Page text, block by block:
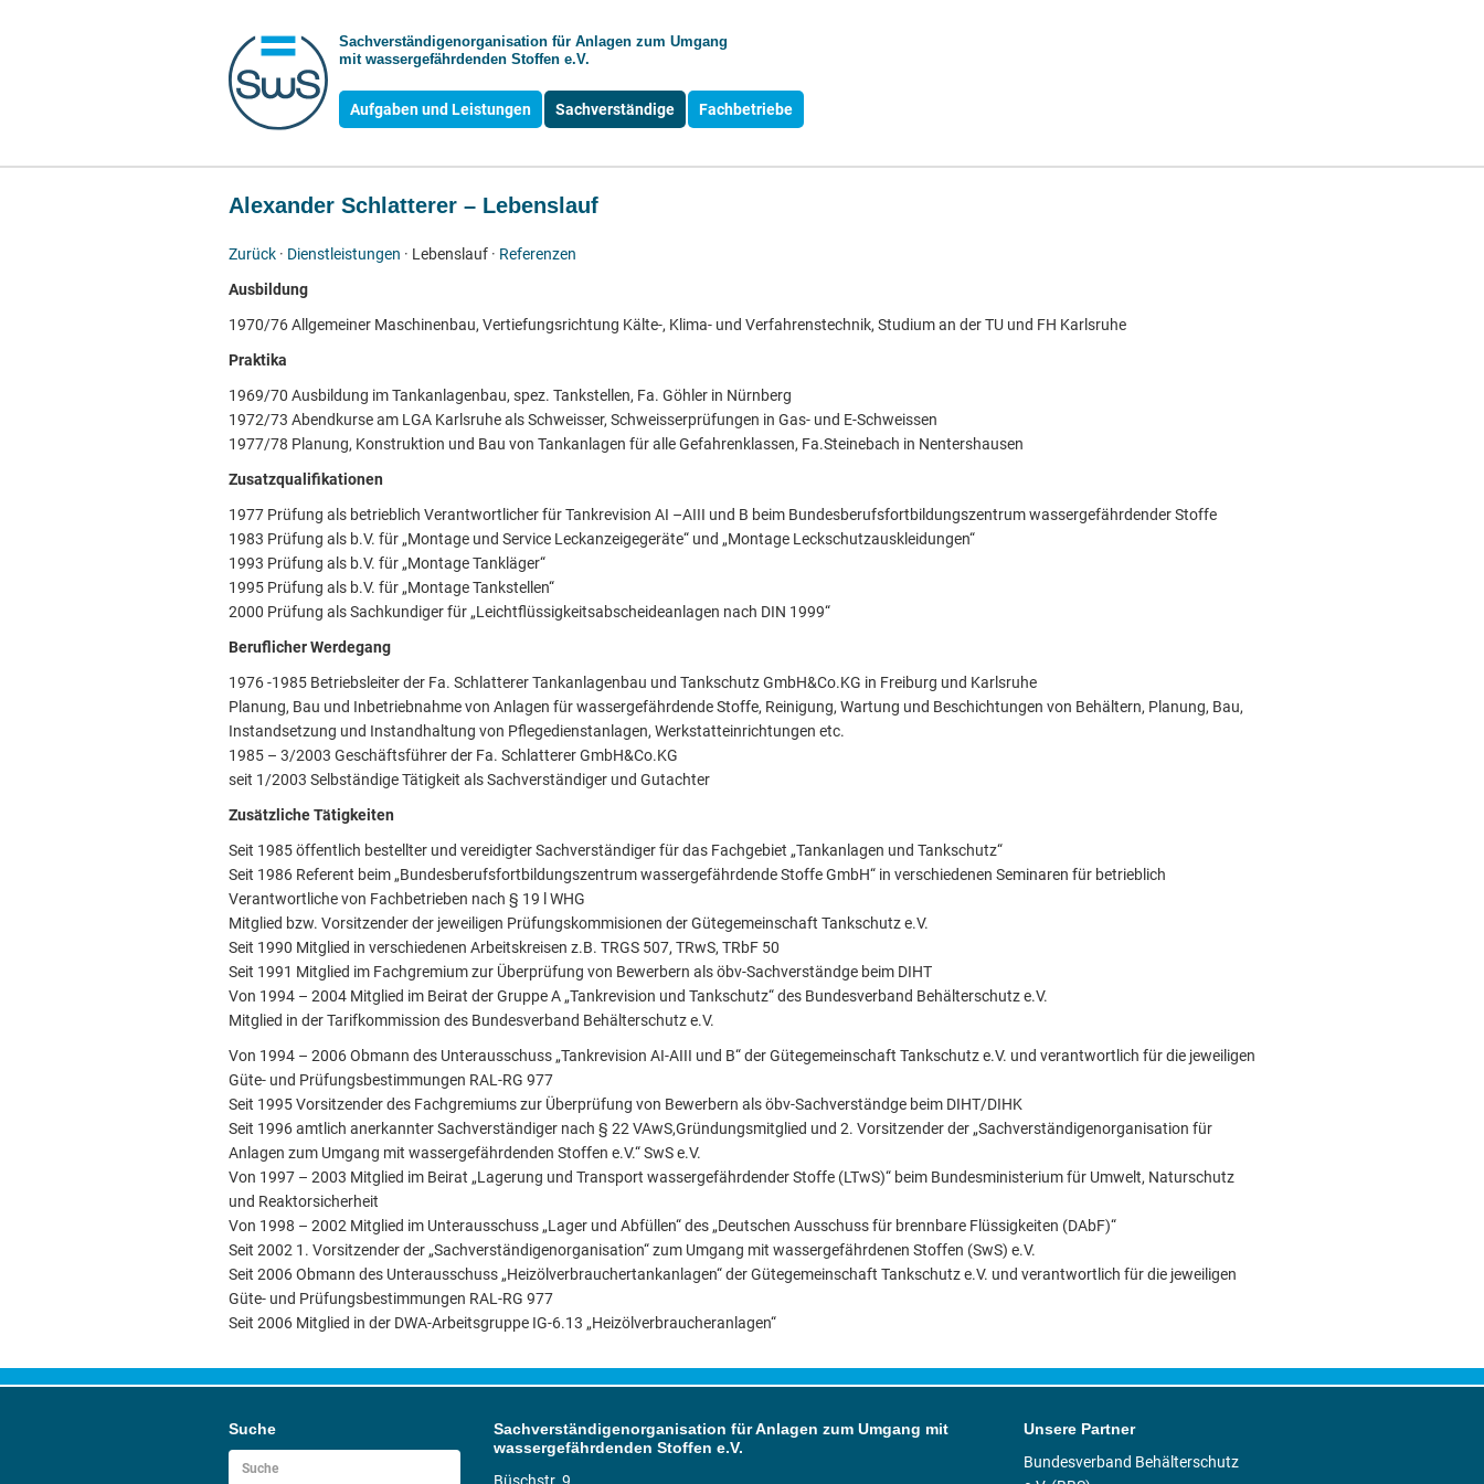
Sachverständigen­organisation für Anlagen zum Umgang
mit wasser­gefährdenden Stoffen e.V.
Aufgaben und Leistungen Sachverständige Fachbetriebe
Alexander Schlatterer – Lebenslauf
Zurück · Dienstleistungen · Lebenslauf · Referenzen
Ausbildung
1970/76 Allgemeiner Maschinenbau, Vertiefungsrichtung Kälte-, Klima- und Verfahrenstechnik, Studium an der TU und FH Karlsruhe
Praktika
1969/70 Ausbildung im Tankanlagenbau, spez. Tankstellen, Fa. Göhler in Nürnberg
1972/73 Abendkurse am LGA Karlsruhe als Schweisser, Schweisserprüfungen in Gas- und E-Schweissen
1977/78 Planung, Konstruktion und Bau von Tankanlagen für alle Gefahrenklassen, Fa.Steinebach in Nentershausen
Zusatzqualifikationen
1977 Prüfung als betrieblich Verantwortlicher für Tankrevision AI –AIII und B beim Bundesberufsfortbildungszentrum wassergefährdender Stoffe
1983 Prüfung als b.V. für „Montage und Service Leckanzeigegeräte“ und „Montage Leckschutzauskleidungen“
1993 Prüfung als b.V. für „Montage Tankläger“
1995 Prüfung als b.V. für „Montage Tankstellen“
2000 Prüfung als Sachkundiger für „Leichtflüssigkeitsabscheideanlagen nach DIN 1999“
Beruflicher Werdegang
1976 -1985 Betriebsleiter der Fa. Schlatterer Tankanlagenbau und Tankschutz GmbH&Co.KG in Freiburg und Karlsruhe
Planung, Bau und Inbetriebnahme von Anlagen für wassergefährdende Stoffe, Reinigung, Wartung und Beschichtungen von Behältern, Planung, Bau,
Instandsetzung und Instandhaltung von Pflegedienstanlagen, Werkstatteinrichtungen etc.
1985 – 3/2003 Geschäftsführer der Fa. Schlatterer GmbH&Co.KG
seit 1/2003 Selbständige Tätigkeit als Sachverständiger und Gutachter
Zusätzliche Tätigkeiten
Seit 1985 öffentlich bestellter und vereidigter Sachverständiger für das Fachgebiet „Tankanlagen und Tankschutz“
Seit 1986 Referent beim „Bundesberufsfortbildungszentrum wassergefährdende Stoffe GmbH“ in verschiedenen Seminaren für betrieblich
Verantwortliche von Fachbetrieben nach § 19 l WHG
Mitglied bzw. Vorsitzender der jeweiligen Prüfungskommisionen der Gütegemeinschaft Tankschutz e.V.
Seit 1990 Mitglied in verschiedenen Arbeitskreisen z.B. TRGS 507, TRwS, TRbF 50
Seit 1991 Mitglied im Fachgremium zur Überprüfung von Bewerbern als öbv-Sachverständge beim DIHT
Von 1994 – 2004 Mitglied im Beirat der Gruppe A „Tankrevision und Tankschutz“ des Bundesverband Behälterschutz e.V.
Mitglied in der Tarifkommission des Bundesverband Behälterschutz e.V.
Von 1994 – 2006 Obmann des Unterausschuss „Tankrevision AI-AIII und B“ der Gütegemeinschaft Tankschutz e.V. und verantwortlich für die jeweiligen
Güte- und Prüfungsbestimmungen RAL-RG 977
Seit 1995 Vorsitzender des Fachgremiums zur Überprüfung von Bewerbern als öbv-Sachverständge beim DIHT/DIHK
Seit 1996 amtlich anerkannter Sachverständiger nach § 22 VAwS,Gründungsmitglied und 2. Vorsitzender der „Sachverständigenorganisation für
Anlagen zum Umgang mit wassergefährdenden Stoffen e.V.“ SwS e.V.
Von 1997 – 2003 Mitglied im Beirat „Lagerung und Transport wassergefährdender Stoffe (LTwS)“ beim Bundesministerium für Umwelt, Naturschutz
und Reaktorsicherheit
Von 1998 – 2002 Mitglied im Unterausschuss „Lager und Abfüllen“ des „Deutschen Ausschuss für brennbare Flüssigkeiten (DAbF)“
Seit 2002 1. Vorsitzender der „Sachverständigenorganisation“ zum Umgang mit wassergefährdenen Stoffen (SwS) e.V.
Seit 2006 Obmann des Unterausschuss „Heizölverbrauchertankanlagen“ der Gütegemeinschaft Tankschutz e.V. und verantwortlich für die jeweiligen
Güte- und Prüfungsbestimmungen RAL-RG 977
Seit 2006 Mitglied in der DWA-Arbeitsgruppe IG-6.13 „Heizölverbraucheranlagen“
Suche
Sachverständigenorganisation für Anlagen zum Umgang mit
wassergefährdenden Stoffen e.V.
Büschstr. 9
Unsere Partner
Bundesverband Behälterschutz